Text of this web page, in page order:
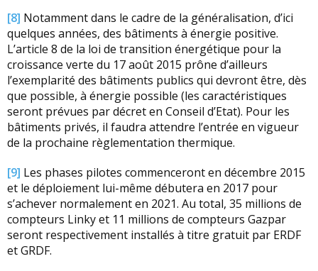
[8] Notamment dans le cadre de la généralisation, d’ici
quelques années, des bâtiments à énergie positive.
L’article 8 de la loi de transition énergétique pour la
croissance verte du 17 août 2015 prône d’ailleurs
l’exemplarité des bâtiments publics qui devront être, dès
que possible, à énergie possible (les caractéristiques
seront prévues par décret en Conseil d’Etat). Pour les
bâtiments privés, il faudra attendre l’entrée en vigueur
de la prochaine règlementation thermique.
[9] Les phases pilotes commenceront en décembre 2015
et le déploiement lui-même débutera en 2017 pour
s’achever normalement en 2021. Au total, 35 millions de
compteurs Linky et 11 millions de compteurs Gazpar
seront respectivement installés à titre gratuit par ERDF
et GRDF.